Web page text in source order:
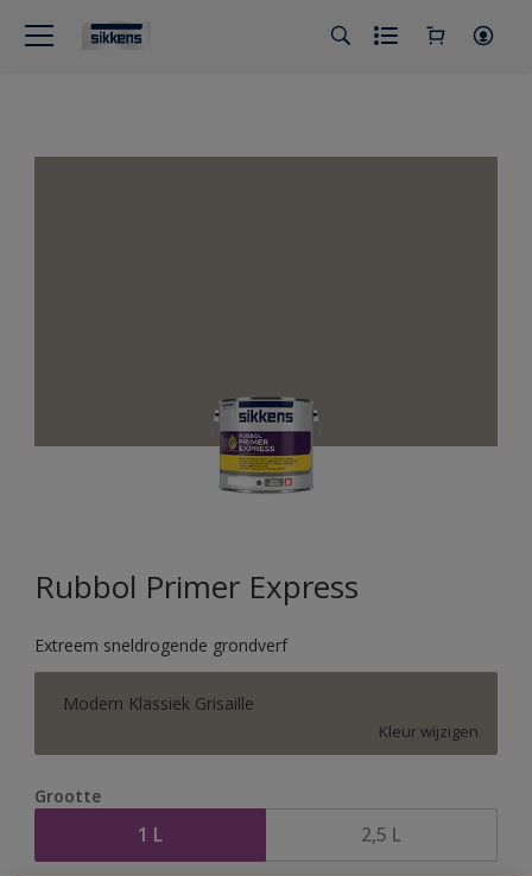
Rubbol Primer Express
Extreem sneldrogende grondverf
Modern Klassiek Grisaille
Kleur wijzigen
Grootte
1 L 2,5 L